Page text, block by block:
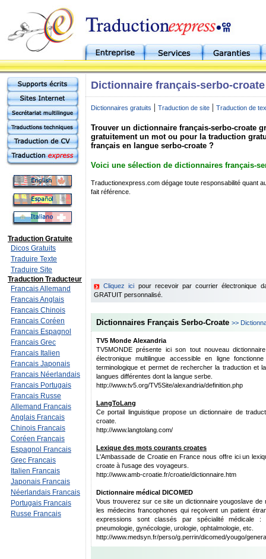
Traduction Gratuite
Dicos Gratuits
Traduire Texte
Traduire Site
Traduction Traducteur
Francais Allemand
Francais Anglais
Francais Chinois
Francais Coréen
Francais Espagnol
Francais Grec
Francais Italien
Francais Japonais
Francais Néerlandais
Francais Portugais
Francais Russe
Allemand Francais
Anglais Francais
Chinois Francais
Coréen Francais
Espagnol Francais
Grec Francais
Italien Francais
Japonais Francais
Néerlandais Francais
Portugais Francais
Russe Francais
Dictionnaire français-serbo-
Dictionnaires gratuits | Traduction de site | Traduction de
Trouver un dictionnaire français-serbo-croate
gratuitement un mot ou pour la traduction
français en langue serbo-croate ?
Voici une sélection de dictionnaires français-
Traductionexpress.com dégage toute responsabilité quant
fait référence.
Cliquez ici pour recevoir par courrier électronique
GRATUIT personnalisé.
Dictionnaires Français Serbo-Croate >>
TV5 Monde Alexandria
TV5MONDE présente ici son tout nouveau
électronique multilingue accessible en ligne
terminologique et permet de rechercher la traduction et
langues différentes dont la langue serbe.
http://www.tv5.org/TV5Site/alexandria/definition.php
LangToLang
Ce portail linguistique propose un dictionnaire de
croate.
http://www.langtolang.com/
Lexique des mots courants croates
L'Ambassade de Croatie en France nous offre ici un
croate à l'usage des voyageurs.
http://www.amb-croatie.fr/croatie/dictionnaire.htm
Dictionnaire médical DICOMED
Vous trouverez sur ce site un dictionnaire yougoslave de
les médecins francophones qui reçoivent un patient
expressions sont classés par spécialité médicale :
pneumologie, gynécologie, urologie, ophtalmologie, etc.
http://www.medsyn.fr/perso/g.perrin/dicomed/yougo/